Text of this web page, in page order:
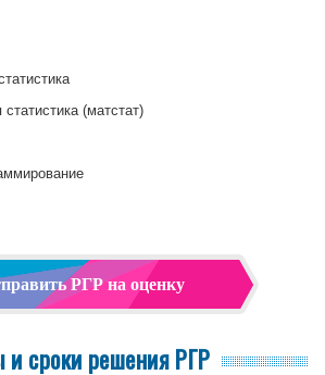
(матстат)
РГР на оценку
сроки решения РГР